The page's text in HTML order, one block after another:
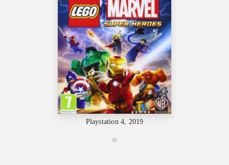
Playstation 4, 2019